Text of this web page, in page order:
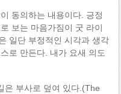
동의하는 내용이다. 긍정
보는 마음가짐이 굿 라이
일단 부정적인 시각과 생각
로 만든다. 내가 요새 의도
은 부사로 덮여 있다.(The